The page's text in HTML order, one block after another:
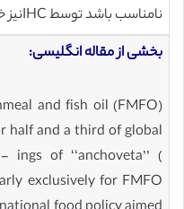
نامناسب باشد توسط IHCنیز خریداری شوند.
بخشی از مقاله انگلیسی:
and fish oil (FMFO)
half and a third of global
of ‘‘anchoveta’’ (
exclusively for FMFO